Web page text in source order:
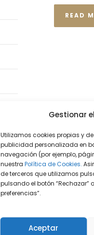
Gestionar
Utilizamos cookies propias y
publicidad personalizada en
navegación (por ejemplo,
nuestra Política de Cookies.
de terceros que utilizamos
pulsando el botón “Rechazar”
preferencias”.
Aceptar
READ